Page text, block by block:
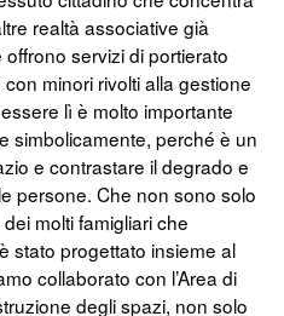
realtà associative già
servizi di portierato
minori rivolti alla gestione
lì è molto importante
simbolicamente, perché è un
e contrastare il degrado e
persone. Che non sono solo
molti famigliari che
stato progettato insieme al
collaborato con l’Area di
degli spazi, non solo